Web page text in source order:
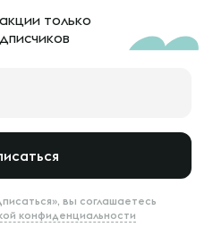
только
вы соглашаетесь
конфиденциальности